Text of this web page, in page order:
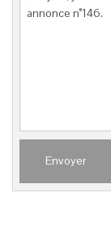
Envoyer